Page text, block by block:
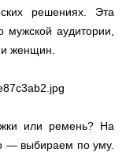
решениях. Эта
мужской аудитории,
женщин.
или ремень? На
— выбираем по уму.